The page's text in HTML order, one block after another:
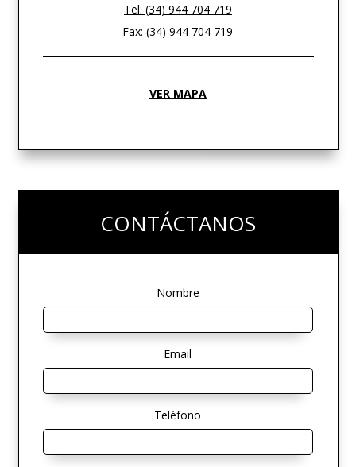
Tel: (34) 944 704 719
Fax: (34) 944 704 719
VER MAPA
CONTÁCTANOS
Nombre
Email
Teléfono